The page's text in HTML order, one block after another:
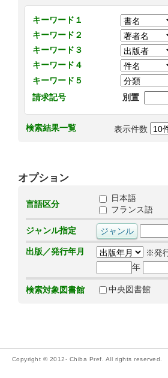
キーワード１
キーワード２
キーワード３
キーワード４
キーワード５
請求記号
別置
検索結果一覧 表示件数
オプション
言語区分
日本語
フランス語
ジャンル指定
出版／発行年月
※発
年
検索対象図書館 中央図書館
Copyright © 2012- Chiba Pref. All rights reserved.